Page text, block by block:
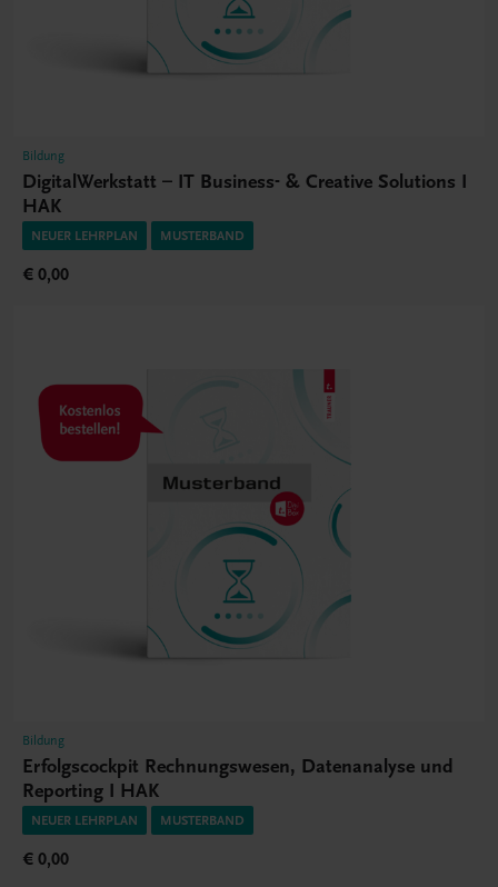
Bildung
DigitalWerkstatt – IT Business- & Creative Solutions I
HAK
NEUER LEHRPLAN MUSTERBAND
€ 0,00
Bildung
Erfolgscockpit Rechnungswesen, Datenanalyse und
Reporting I HAK
NEUER LEHRPLAN MUSTERBAND
€ 0,00